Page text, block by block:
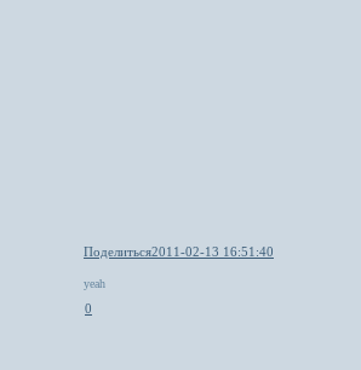
Поделиться2011-02-13 16:51:40
yeah
0